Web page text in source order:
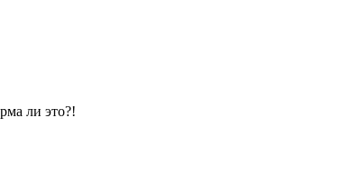
ли это?!